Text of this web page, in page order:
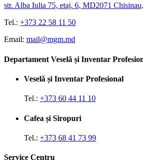
str. Alba Iulia 75, etaj. 6, MD2071
Tel.: +373 22 58 11 50
Email: mail@mgm.md
Departament Veselă și Inventar
Veselă și Inventar Profesional
Tel.: +373 60 44 11 10
Cafea și Siropuri
Tel.: +373 68 41 73 99
Service Centru